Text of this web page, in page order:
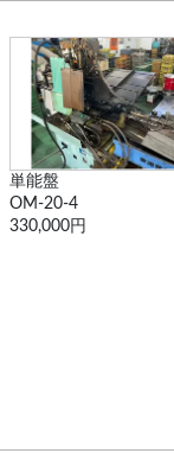
単能盤
OM-20-4
330,000円